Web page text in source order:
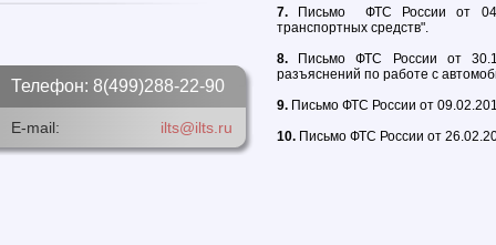
7. Письмо ФТС России от
транспортных средств".
8. Письмо ФТС России от
разъяснений по работе с
9. Письмо ФТС России от
10. Письмо ФТС России от
Телефон: 8(499)288-22-90
E-mail: ilts@ilts.ru